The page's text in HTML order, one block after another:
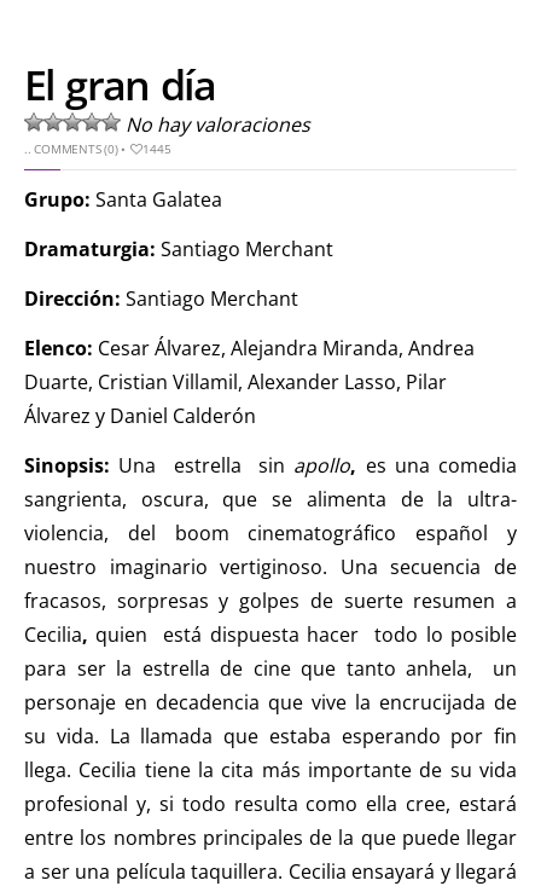
El gran día
No hay valoraciones
..COMMENTS (0)• 1445
Grupo: Santa Galatea
Dramaturgia: Santiago Merchant
Dirección: Santiago Merchant
Elenco: Cesar Álvarez, Alejandra Miranda, Andrea
Duarte, Cristian Villamil, Alexander Lasso, Pilar
Álvarez y Daniel Calderón
Sinopsis: Una estrella sin apollo, es una comedia
sangrienta, oscura, que se alimenta de la ultra-
violencia, del boom cinematográfico español y
nuestro imaginario vertiginoso. Una secuencia de
fracasos, sorpresas y golpes de suerte resumen a
Cecilia, quien está dispuesta hacer todo lo posible
para ser la estrella de cine que tanto anhela, un
personaje en decadencia que vive la encrucijada de
su vida. La llamada que estaba esperando por fin
llega. Cecilia tiene la cita más importante de su vida
profesional y, si todo resulta como ella cree, estará
entre los nombres principales de la que puede llegar
a ser una película taquillera. Cecilia ensayará y llegará